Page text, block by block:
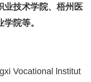
业技术学院、梧州医
院等。
Vocational lnstitut